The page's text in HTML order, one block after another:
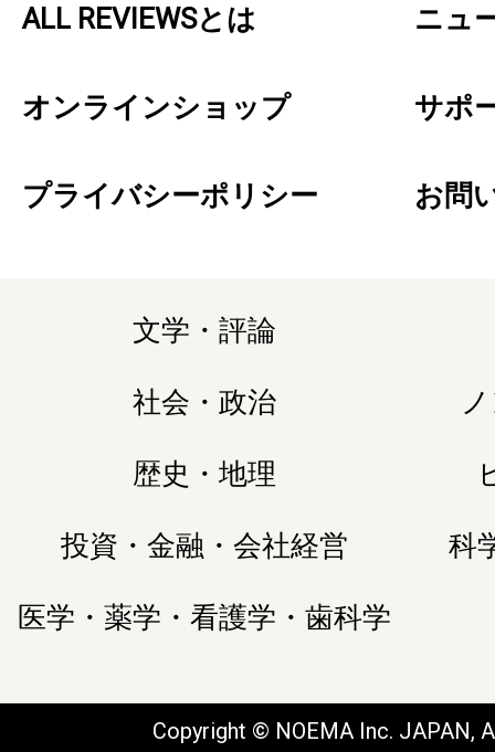
ALL REVIEWSとは ニュ
オンラインショップ サポ
プライバシーポリシー お問
文学・評論
社会・政治
歴史・地理
投資・金融・会社経営 科
医学・薬学・看護学・歯科学
Copyright © NOEMA Inc. JAPAN,